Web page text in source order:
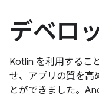
デベロ
Kotlin を利用するこ
せ、アプリの質を高
とができました。